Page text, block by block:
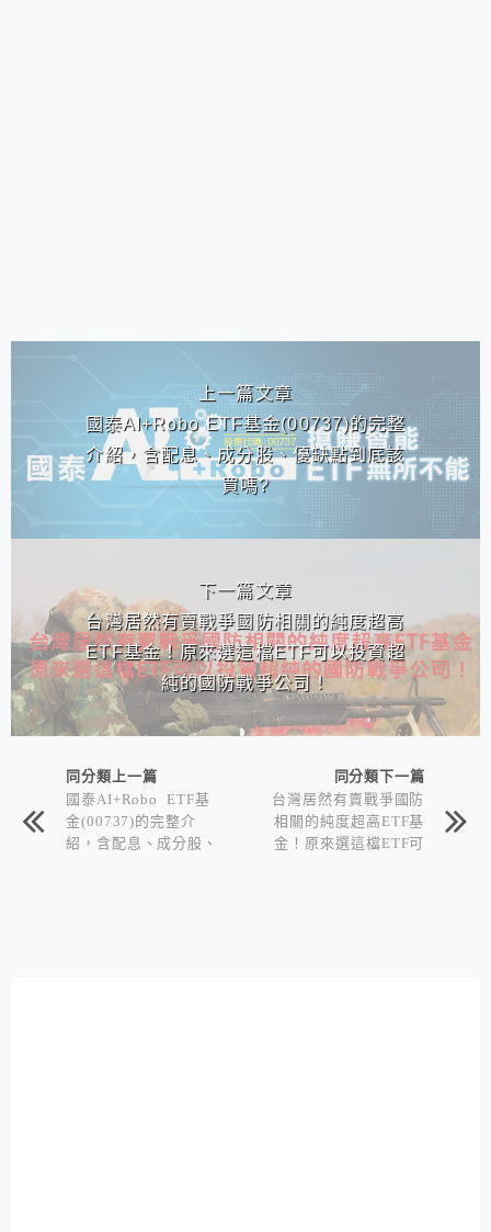
上一篇文章
國泰AI+Robo ETF基金(00737)的完整
介紹，含配息、成分股、優缺點到底該
買嗎?
下一篇文章
台灣居然有賣戰爭國防相關的純度超高
ETF基金！原來選這檔ETF可以投資超
純的國防戰爭公司！
同分類上一篇
國泰AI+Robo ETF基
金(00737)的完整介
紹，含配息、成分股、
同分類下一篇
台灣居然有賣戰爭國防
相關的純度超高ETF基
金！原來選這檔ETF可